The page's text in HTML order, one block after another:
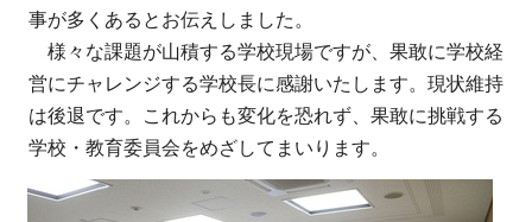
事が多くあるとお伝えしました。
様々な課題が山積する学校現場ですが、果敢に学校経
営にチャレンジする学校長に感謝いたします。現状維持
は後退です。これからも変化を恐れず、果敢に挑戦する
学校・教育委員会をめざしてまいります。